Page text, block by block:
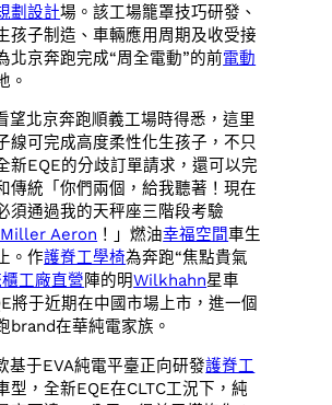
劃設計場。該工場籠罩技巧研發、
孩子制造、車輛應用周期及收受接
北京奔跑完成“周全電動”的前電動
。
望北京奔跑順義工場時得悉，這里
線可完成高度柔性化生孩子，不只
新EQE的分歧訂單請求，還可以完
傳統「你們兩個，給我聽著！現在
須通過我的天秤座三階段考驗
Aeron ！」燃油幸福空間車生
。作護脊工學椅為奔跑“焦點貴氣
工廠直營陣的明Wilkhahn星車
將于近期在中國市場上市，進一個
brand在華純電家族。
基于EVA純電平臺正向研發護脊工
型，全新EQE在CLTC工況下，純